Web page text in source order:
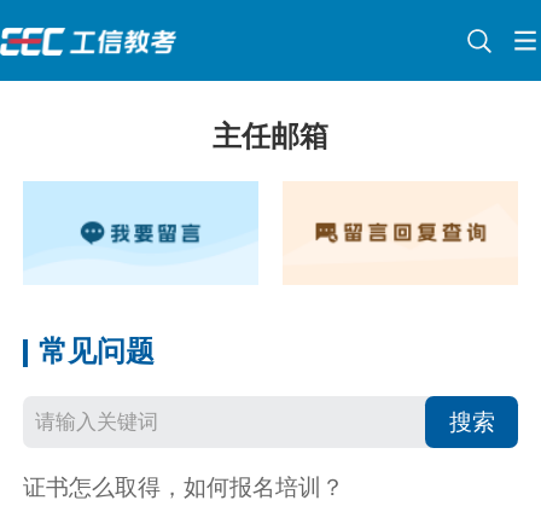
主任邮箱
常见问题
搜索
证书怎么取得，如何报名培训？